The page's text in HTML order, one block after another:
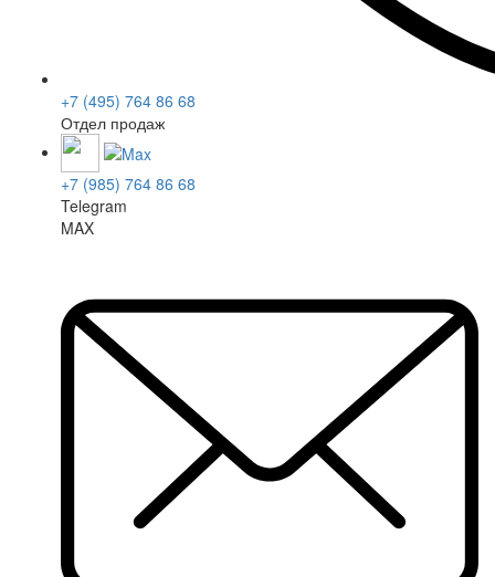
+7 (495) 764 86 68
Отдел продаж
+7 (985) 764 86 68
Telegram
MAX